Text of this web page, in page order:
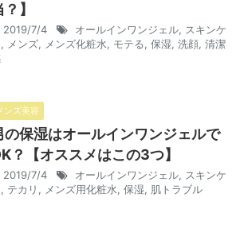
】
2019/7/4 オールインワンジェル, スキンケ
, メンズ, メンズ化粧水, モテる, 保湿, 洗顔, 清潔
ンズ美容
の保湿はオールインワンジェルで
？【オススメはこの3つ】
2019/7/4 オールインワンジェル, スキンケ
, テカリ , メンズ用化粧水, 保湿, 肌トラブル